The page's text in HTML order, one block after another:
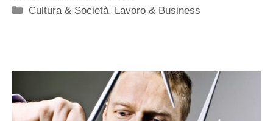
Categorie
Cultura & Società, Lavoro & Business